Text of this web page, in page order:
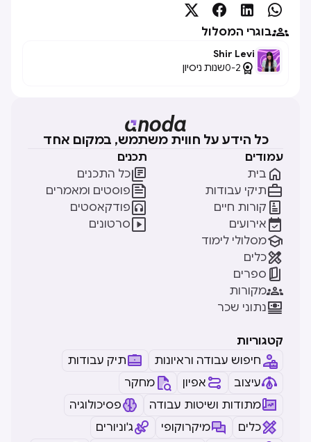




בוגרי המסלול
Shir Levi

0-2שנות ניסיון
כל הידע על חווית משתמש, במקום אחד
עמודים
בית 
תיקי עבודות
קורות חיים 
אירועים 
מסלולי לימוד
כלים
ספרים 
מקורות
נתוני שכר
תכנים
כל התכנים
פוסטים ומאמרים
פודקאסטים 
סרטונים 
קטגוריות
חיפוש עבודה וראיונות
תיק עבודות
עיצוב
אפיון
מחקר
מתודות ושיטות עבודה
פסיכולוגיה
כלים
מיקרוקופי
ג'וניורים